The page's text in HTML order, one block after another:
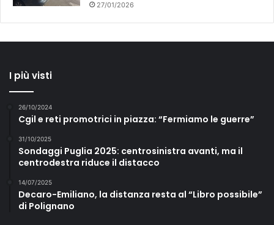
27/01/2026
I più visti
26/10/2024
Cgil e reti promotrici in piazza: “Fermiamo le guerre”
31/10/2025
Sondaggi Puglia 2025: centrosinistra avanti, ma il
centrodestra riduce il distacco
14/07/2025
Decaro-Emiliano, la distanza resta al “Libro possibile”
di Polignano